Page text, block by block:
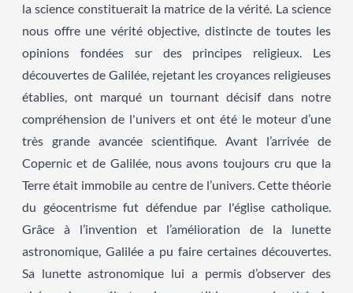
la science constituerait la matrice de la vérité. La science
nous offre une vérité objective, distincte de toutes les
opinions fondées sur des principes religieux. Les
découvertes de Galilée, rejetant les croyances religieuses
établies, ont marqué un tournant décisif dans notre
compréhension de l'univers et ont été le moteur d’une
très grande avancée scientifique. Avant l’arrivée de
Copernic et de Galilée, nous avons toujours cru que la
Terre était immobile au centre de l’univers. Cette théorie
du géocentrisme fut défendue par l'église catholique.
Grâce à l’invention et l’amélioration de la lunette
astronomique, Galilée a pu faire certaines découvertes.
Sa lunette astronomique lui a permis d’observer des